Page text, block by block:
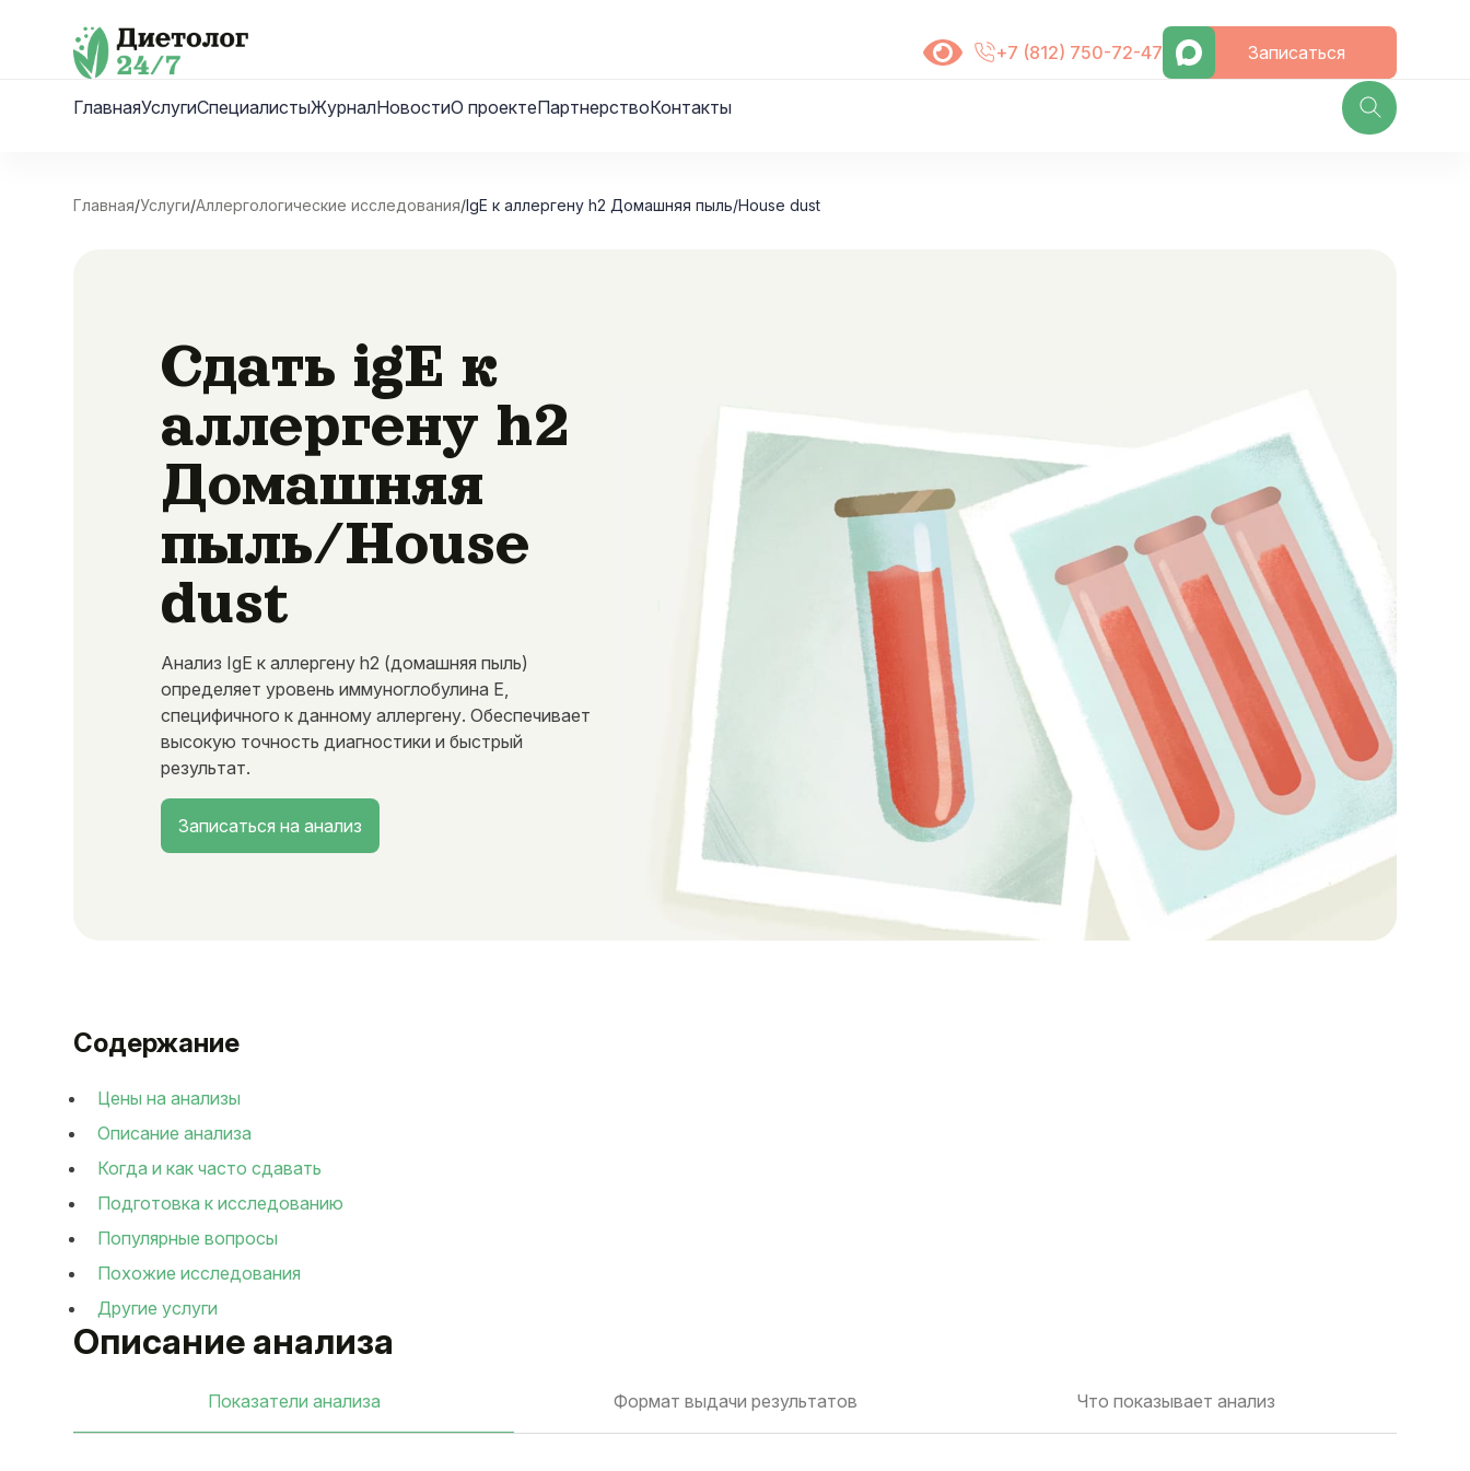
+7 (812) 750-72-47 Записаться
ГлавнаяУслугиСпециалистыЖурналНовостиО проектеПартнерствоКонтакты
Главная/Услуги/Аллергологические исследования/IgE к аллергену h2 Домашняя пыль/House dust
Сдать igE к
аллергену h2
Домашняя
пыль/House
dust
Анализ IgE к аллергену h2 (домашняя пыль)
определяет уровень иммуноглобулина E,
специфичного к данному аллергену. Обеспечивает
высокую точность диагностики и быстрый
результат.
Записаться на анализ
Описание анализа
Показатели анализа Формат выдачи результатов Что показывает анализ
Содержание
Цены на анализы
Описание анализа
Когда и как часто сдавать
Подготовка к исследованию
Популярные вопросы
Похожие исследования
Другие услуги